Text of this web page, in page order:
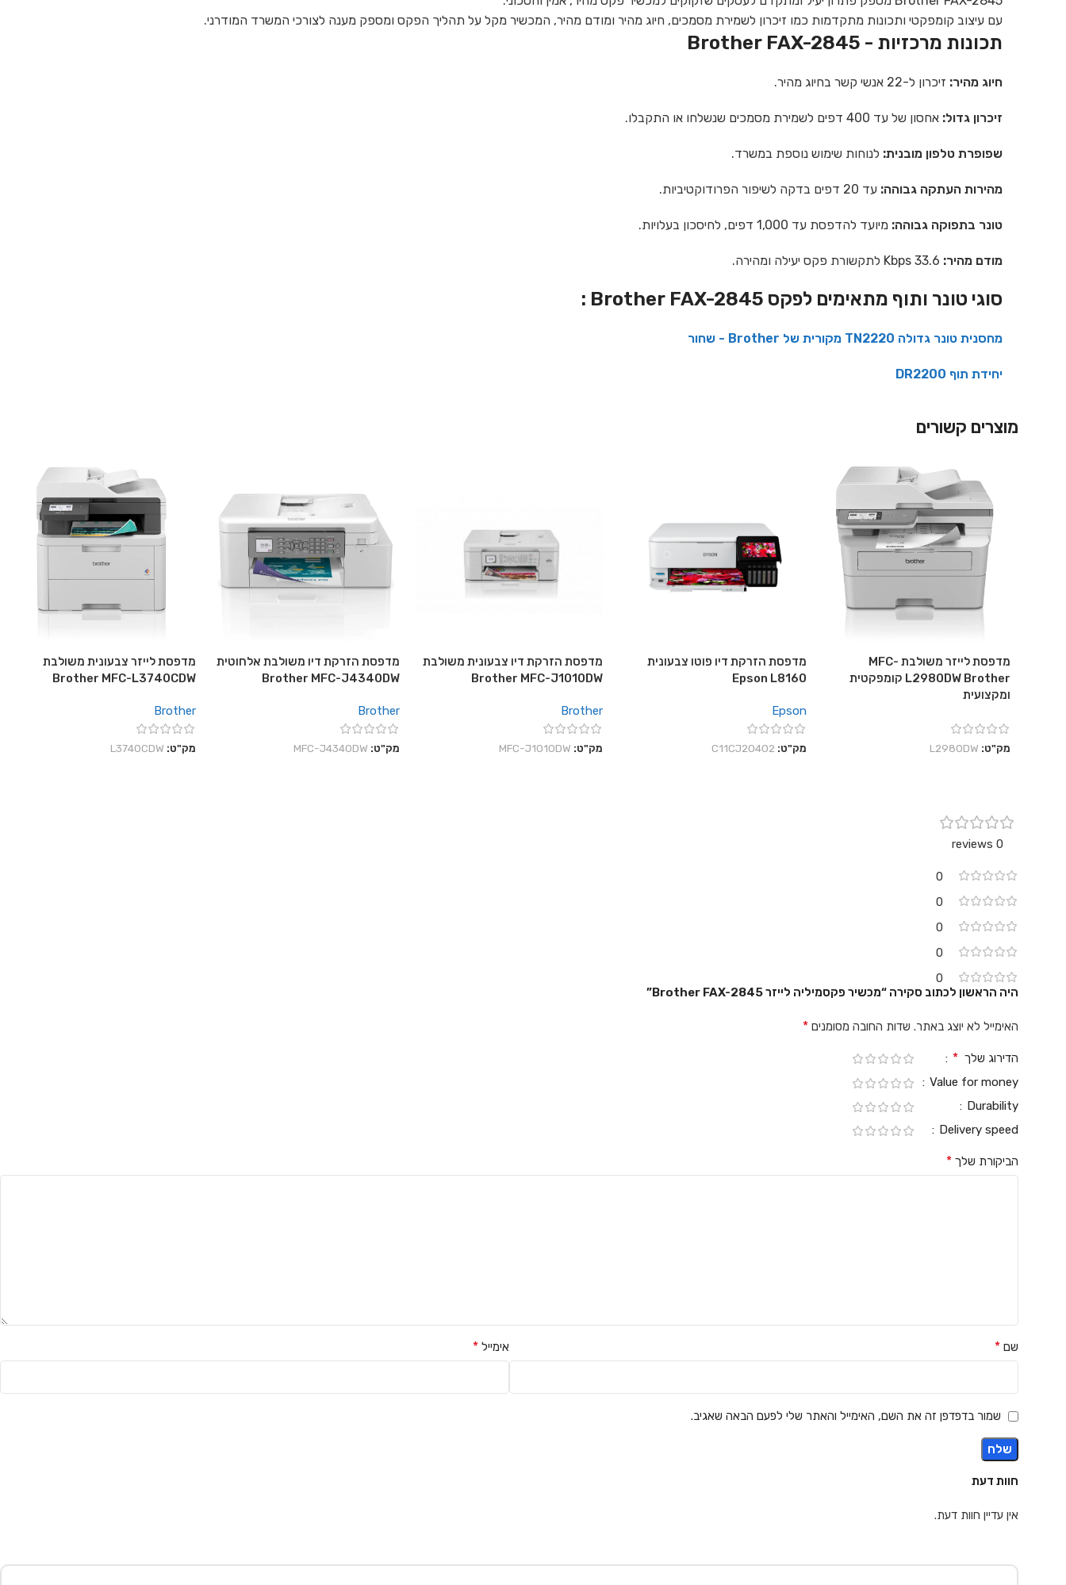
עם עיצוב קומפקטי ותכונות מתקדמות כמו זיכרון לשמירת מסמכים, חיוג מהיר ומודם מהיר, המכשיר מקל על תהליך הפקס ומספק מענה לצורכי המשרד המודרני.
תכונות מרכזיות - Brother FAX-2845
חיוג מהיר: זיכרון ל-22 אנשי קשר בחיוג מהיר.
זיכרון גדול: אחסון של עד 400 דפים לשמירת מסמכים שנשלחו או התקבלו.
שפופרת טלפון מובנית: לנוחות שימוש נוספת במשרד.
מהירות העתקה גבוהה: עד 20 דפים בדקה לשיפור הפרודוקטיביות.
טונר בתפוקה גבוהה: מיועד להדפסת עד 1,000 דפים, לחיסכון בעלויות.
מודם מהיר:
סוגי טונר ותוף מתאימים לפקס Brother FAX-2845 :
מחסנית טונר גדולה TN2220 מקורית של Brother - שחור
יחידת תוף DR2200
מוצרים קשורים
מדפסת לייזר משולבת MFC-
L2980DW Brother קומפקטית
ומקצועית
מק"ט: L2980DW
מדפסת הזרקת דיו פוטו צבעונית
Epson L8160
Epson
מק"ט: C11CJ20402
מדפסת הזרקת דיו צבעונית משולבת
Brother MFC-J1010DW
Brother
מק"ט: MFC-J1010DW
מדפסת הזרקת דיו משולבת אלחוטית
Brother MFC-J4340DW
Brother
מק"ט: ‎MFC-J4340DW
מדפסת לייזר צבעונית משולבת
Brother MFC-L3740CDW
Brother
מק"ט: L3740CDW
0 reviews
0
0
0
0
0
חוות דעת
אין עדיין חוות דעת.
היה הראשון לכתוב סקירה “מכשיר פקסמיליה לייזר Brother FAX-2845”
האימייל לא יוצג באתר. שדות החובה מסומנים *
הדירוג שלך *
Value for money
Durability
Delivery speed
הביקורת שלך *
שם * אימייל *
שמור בדפדפן זה את השם, האימייל והאתר שלי לפעם הבאה שאגיב.